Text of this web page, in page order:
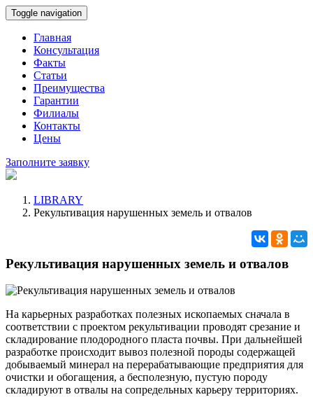
Toggle navigation
Главная
Консультация
Факты
Статьи
Преимущества
Гарантии
Филиалы
Контакты
Цены
Заполните заявку
LIBRARY
Рекультивация нарушенных земель и отвалов
Рекультивация нарушенных земель и отвалов
На карьерных разработках полезных ископаемых сначала в
соответствии с проектом рекультивации проводят срезание и
складирование плодородного пласта почвы. При дальнейшей
разработке происходит вывоз полезной породы содержащей
добываемый минерал на перерабатывающие предприятия для
очистки и обогащения, а бесполезную, пустую породу
складируют в отвалы на сопредельных карьеру территориях.